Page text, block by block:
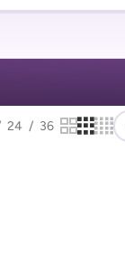
24 36